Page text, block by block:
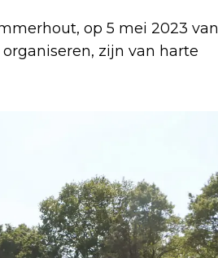
op 5 mei 2023 van
zijn van harte